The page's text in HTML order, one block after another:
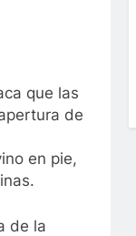
que las
de
en pie,
de la